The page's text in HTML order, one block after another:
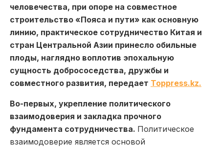
человечества, при опоре на совместное
строительство «Пояса и пути» как основную
линию, практическое сотрудничество Китая и
стран Центральной Азии принесло обильные
плоды, наглядно воплотив эпохальную
сущность добрососедства, дружбы и
совместного развития, передает Toppress.kz.
Во-первых, укрепление политического
взаимодоверия и закладка прочного
фундамента сотрудничества. Политическое
взаимодоверие является основой